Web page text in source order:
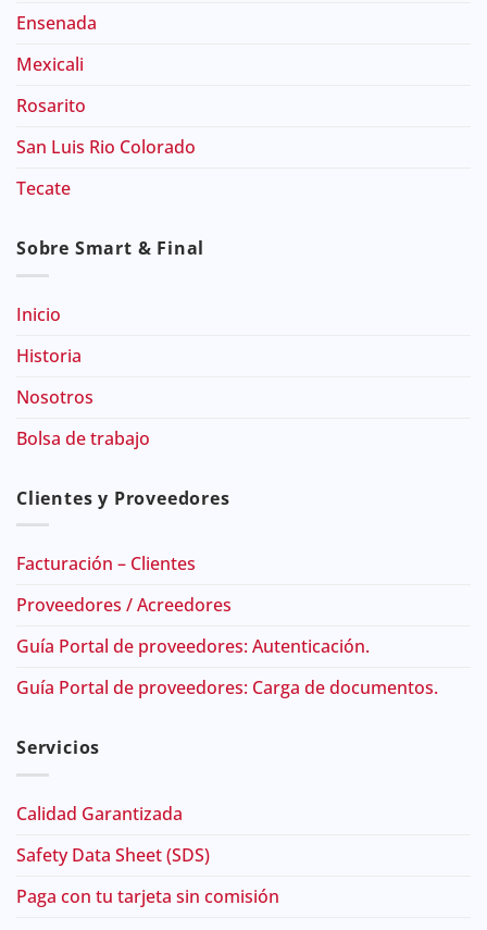
Ensenada
Mexicali
Rosarito
San Luis Rio Colorado
Tecate
Sobre Smart & Final
Inicio
Historia
Nosotros
Bolsa de trabajo
Clientes y Proveedores
Facturación – Clientes
Proveedores / Acreedores
Guía Portal de proveedores: Autenticación.
Guía Portal de proveedores: Carga de documentos.
Servicios
Calidad Garantizada
Safety Data Sheet (SDS)
Paga con tu tarjeta sin comisión